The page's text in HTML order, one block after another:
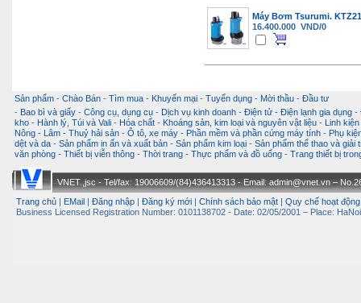
Máy Bơm Tsurumi.
16.400.000 VND/0
Sản phẩm - Chào Bán - Tìm mua - Khuyến mại - Tuyển dụng - Mời thầu - Đầu tư
- Bao bì và giấy - Công cụ, dụng cụ - Dịch vụ kinh doanh - Điện tử - Điện lạnh gia dụng -
kho - Hành lý, Túi và Vali - Hóa chất - Khoáng sản, kim loại và nguyên vật liệu -
Linh
Nông - Lâm - Thuỷ hải sản - Ô tô, xe máy - Phần mềm và phần cứng máy tính - Phụ
dệt và da - Sản phẩm in ấn và xuất bản - Sản phẩm kim loại - Sản phẩm thể thao và giải
văn phòng - Thiết bị viễn thông - Thời trang - Thực phẩm và đồ uống - Trang thiết bị
VNET.,jsc - Tel/fax: 19006609/(84)436413313 - Email: admin@vnet.vn –
Trang chủ
EMail Đăng nhập Đăng ký mới Chính sách bảo mật Quy chế hoạt động
Business Licensed Registration Number: 0101138702 - Date: 02/05/2001 – Place: